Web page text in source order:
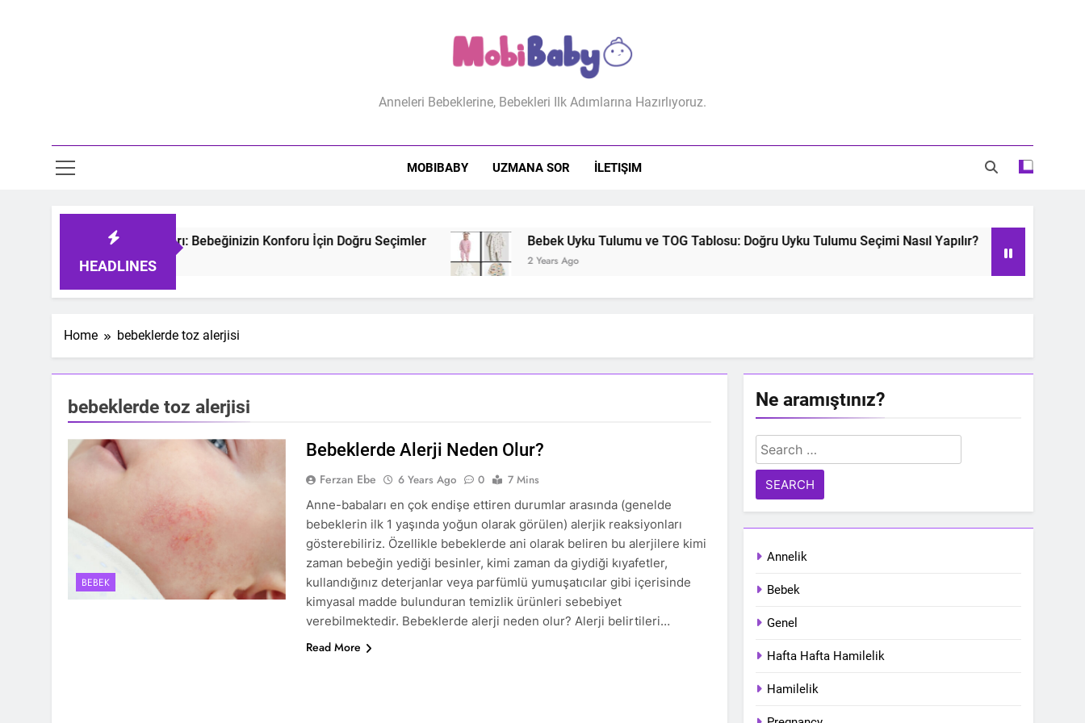
MobiBaby
Anneleri Bebeklerine, Bebekleri Ilk Adımlarına Hazırlıyoruz.
MOBIBABY UZMANA SOR İLETIŞIM
HEADLINES
Bebek Uyku Tulumları: Bebeğinizin Konforu İçin Doğru Seçimler Bebek Uyku Tulumu ve TOG Tablosu: Doğru Uyku Tulumu Seçimi Nasıl Yapılır?
2 Years Ago
Home bebeklerde toz alerjisi
bebeklerde toz alerjisi
BEBEK
Bebeklerde Alerji Neden Olur?
Ferzan Ebe 6 Years Ago 0
7 Mins
Anne-babaları en çok endişe ettiren durumlar arasında (genelde
bebeklerin ilk 1 yaşında yoğun olarak görülen) alerjik reaksiyonları
gösterebiliriz. Özellikle bebeklerde ani olarak beliren bu alerjilere kimi
zaman bebeğin yediği besinler, kimi zaman da giydiği kıyafetler,
kullandığınız deterjanlar veya parfümlü yumuşatıcılar gibi içerisinde
kimyasal madde bulunduran temizlik ürünleri sebebiyet
verebilmektedir. Bebeklerde alerji neden olur? Alerji belirtileri…
Read More
Ne aramıştınız?
Search
for:
Annelik
Bebek
Genel
Hafta Hafta Hamilelik
Hamilelik